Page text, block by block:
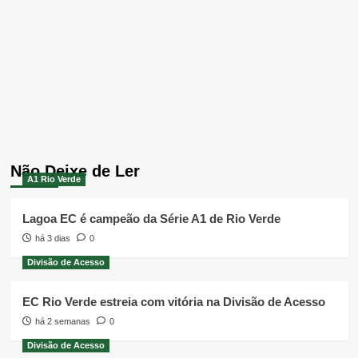
Não Deixe de Ler
A1 Rio Verde
Lagoa EC é campeão da Série A1 de Rio Verde
há 3 dias 0
Divisão de Acesso
EC Rio Verde estreia com vitória na Divisão de Acesso
há 2 semanas 0
Divisão de Acesso